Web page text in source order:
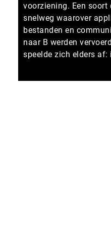
voorziening. Een soort
snelweg waarover
bestanden en
naar B werden
speelde zich elders af: